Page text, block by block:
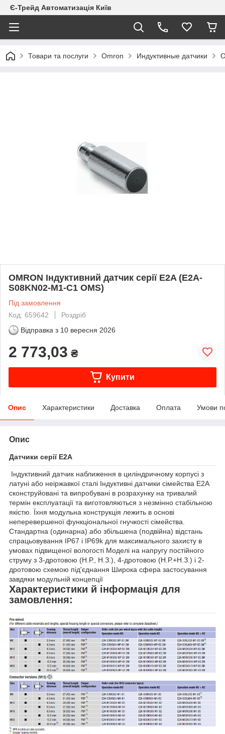
Є-Трейд Автоматизація Київ
Товари та послуги Omron Индуктивные датчики
OMRON Індуктивний датчик серії E2A (E2A-
S08KN02-M1-C1 OMS)
Під замовлення
Код: 659642
Роздріб
Відправка з 10 вересня 2026
2 773,03 ₴
Купити
Опис Характеристики Доставка Оплата Умови
Опис
Датчики серії E2A
Індуктивний датчик наближення в циліндричному корпусі з
латуні або неіржавкої сталі Індуктивні датчики сімейства E2A
сконструйовані та випробувані в розрахунку на тривалий
термін експлуатації та виготовляються з незмінно стабільною
якістю. Їхня модульна конструкція лежить в основі
неперевершеної функціональної гнучкості сімейства.
Стандартна (одинарна) або збільшена (подвійна) відстань
спрацьовування IP67 і IP69k для максимального захисту в
умовах підвищеної вологості Моделі на напругу постійного
струму з 3-дротовою (Н.Р., Н.З.), 4-дротовою (Н.Р.+Н.З.) і 2-
дротовою схемою під'єднання Широка сфера застосування
завдяки модульній концепції
Характеристики й інформація для
замовлення: